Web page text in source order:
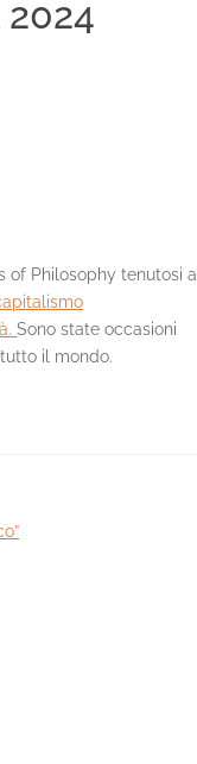
of Philosophy tenutosi a
Sono state occasioni
il mondo.